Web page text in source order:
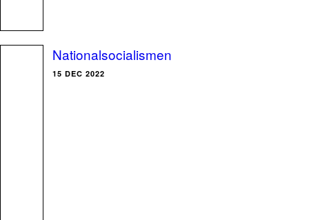
Nationalsocialismen
15 DEC 2022